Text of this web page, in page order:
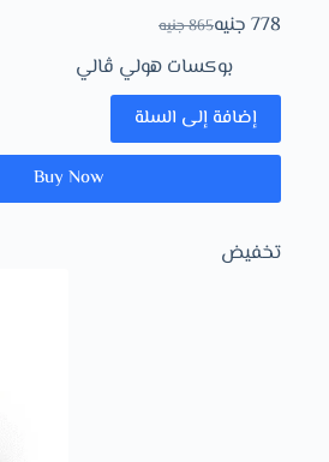
865جنيه 778 جنيه
بوكسات هولي ڤالي
إضافة إلى السلة
Buy Now
تخفيض